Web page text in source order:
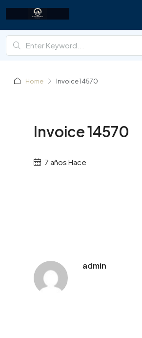
Home Invoice 14570
Invoice 14570
7 años Hace
admin